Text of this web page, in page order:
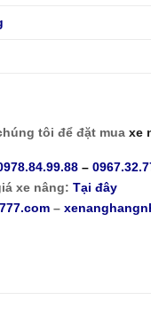
tôi để đặt mua xe
–
xe nâng: Tại đây
–